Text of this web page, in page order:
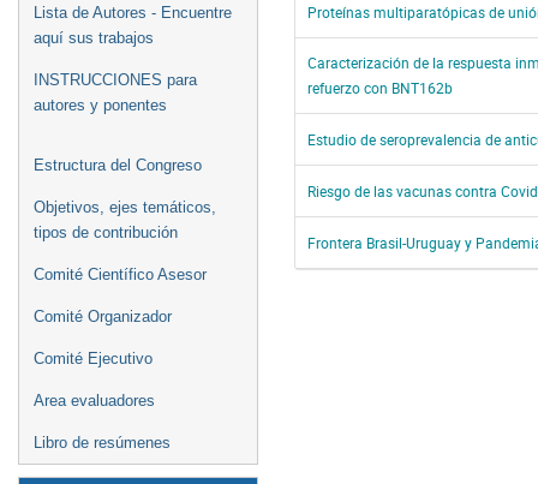
Lista de Autores - Encuentre
aquí sus trabajos
INSTRUCCIONES para
autores y ponentes
Estructura del Congreso
Objetivos, ejes temáticos,
tipos de contribución
Comité Científico Asesor
Comité Organizador
Comité Ejecutivo
Area evaluadores
Libro de resúmenes
Proteínas multiparatópicas de
Caracterización de la respuesta
refuerzo con BNT162b
Estudio de seroprevalencia de
Riesgo de las vacunas contra
Frontera Brasil-Uruguay y